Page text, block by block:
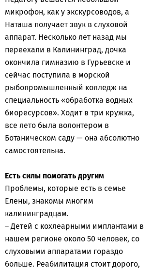
микрофон, как у экскурсоводов, а
Наташа получает звук в слуховой
аппарат. Несколько лет назад мы
переехали в Калининград, дочка
окончила гимназию в Гурьевске и
сейчас поступила в морской
рыбопромышленный колледж на
специальность «обработка водных
биоресурсов». Ходит в три кружка,
все лето была волонтером в
Ботаническом саду — она абсолютно
самостоятельна.
Есть силы помогать другим
Проблемы, которые есть в семье
Елены, знакомы многим
калининградцам.
– Детей с кохлеарными имплантами в
нашем регионе около 50 человек, со
слуховыми аппаратами гораздо
больше. Реабилитация стоит дорого,